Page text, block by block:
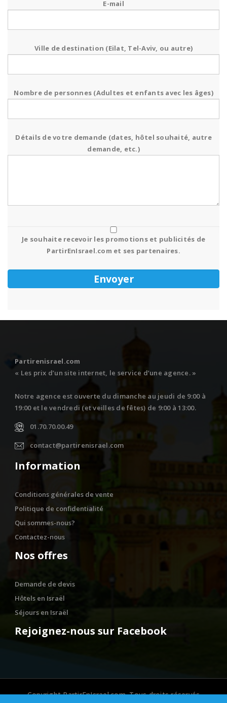
E-mail
Ville de destination (Eilat, Tel-Aviv, ou autre)
Nombre de personnes (Adultes et enfants avec les âges)
Détails de votre demande (dates, hôtel souhaité, autre
demande, etc.)
Je souhaite recevoir les promotions et publicités de
PartirEnIsrael.com et ses partenaires.
Partirenisrael.com
« Les prix d’un site internet, le service d’une agence. »
Notre agence est ouverte du dimanche au jeudi de 9:00 à
19:00 et le vendredi (et veilles de fêtes) de 9:00 à 13:00.
01.70.70.00.49
contact@partirenisrael.com
Information
Conditions générales de vente
Politique de confidentialité
Qui sommes-nous?
Contactez-nous
Nos offres
Demande de devis
Hôtels en Israël
Séjours en Israël
Rejoignez-nous sur Facebook
Copyright PartirEnIsrael.com. Tous droits réservés